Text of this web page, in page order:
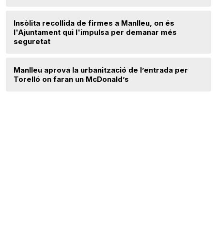
Insòlita recollida de firmes a Manlleu, on és
l'Ajuntament qui l'impulsa per demanar més
seguretat
Manlleu aprova la urbanització de l’entrada per
Torelló on faran un McDonald’s